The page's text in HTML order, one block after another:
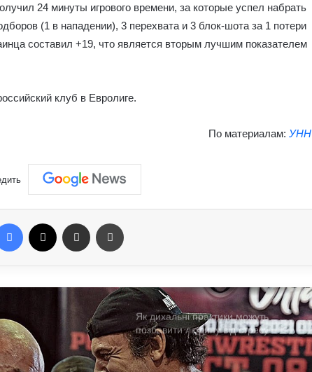
24 минуты игрового времени, за которые успел набрать
(1 в нападении), 3 перехвата и 3 блок-шота за 1 потери
составил +19, что является вторым лучшим показателем
клуб в Евролиге.
По материалам: УНН
Facebook Отправить e-mail
розвиток тіла й мислення через
активність
тіло: протеїни та добавки у реальних
Як виникла історія армрестлінгу:
шлях від розваги до професійного
спорту